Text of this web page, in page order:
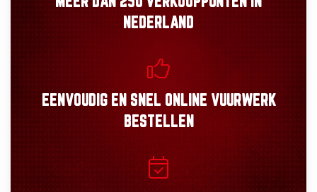
NEDERLAND
EENVOUDIGEN SNEL ONLINE VUURWERK
BESTELLEN